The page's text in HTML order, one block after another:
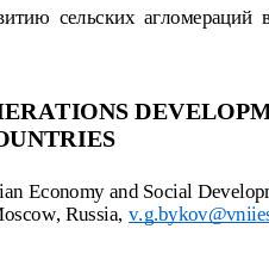
сельских агломераций
Economy and Social
Russia,